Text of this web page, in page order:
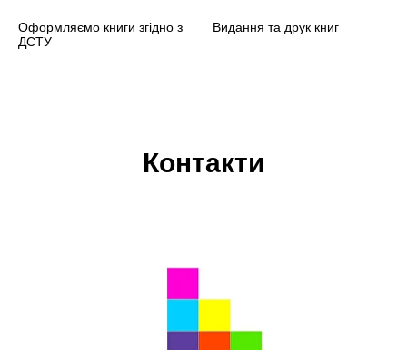
Оформляємо книги згідно з
ДСТУ
Видання та друк книг
Контакти